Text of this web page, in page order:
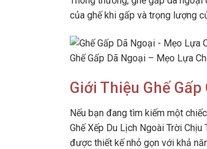
của ghế khi gấp và trọng lượng
Ghế Gấp Dã Ngoại – Mẹo Lựa
Giới Thiệu Ghế
Nếu bạn đang tìm kiếm một
Ghế Xếp Du Lịch Ngoài Trời
được thiết kế nhỏ gọn với khả